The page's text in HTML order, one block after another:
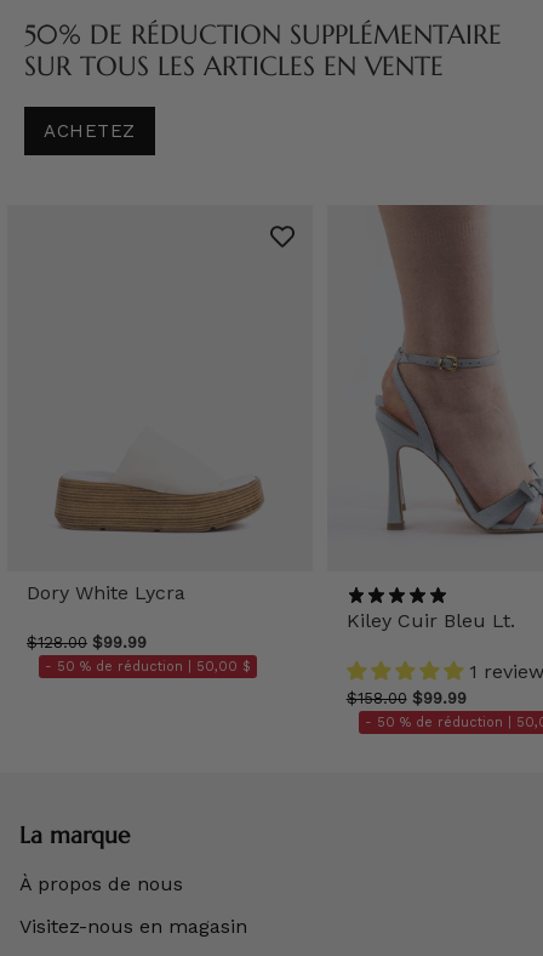
50% DE RÉDUCTION SUPPLÉMENTAIRE
SUR TOUS LES ARTICLES EN VENTE
ACHETEZ
Dory White Lycra
$128.00 $99.99
- 50 % de réduction | 50,00 $
Kiley Cuir Bleu Lt.
1 review
$158.00 $99.99
- 50 % de réduction |
La marque
À propos de nous
Visitez-nous en magasin